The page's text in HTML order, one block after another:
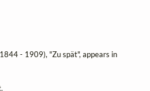
- 1909), "Zu spät", appears in